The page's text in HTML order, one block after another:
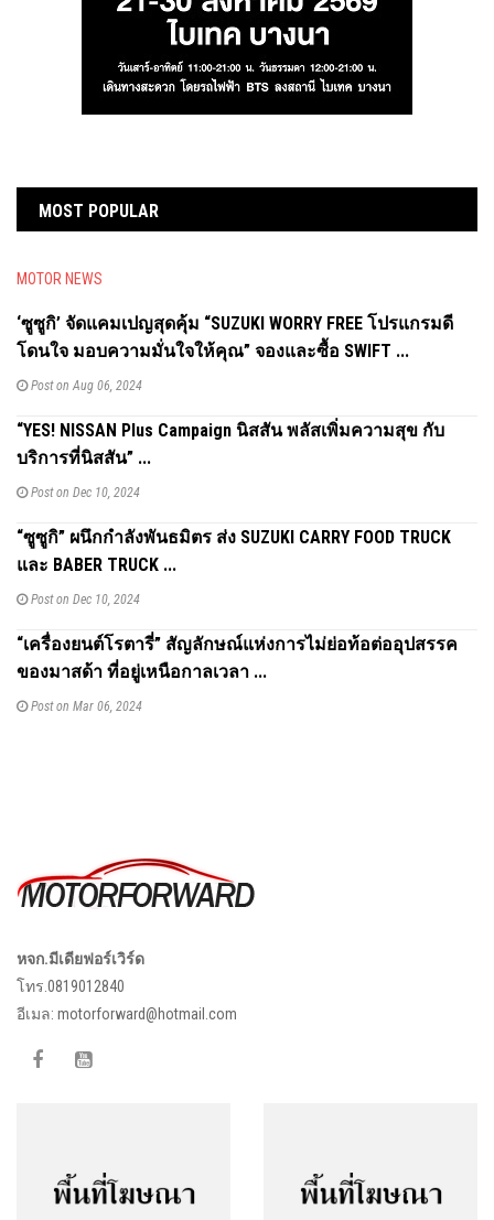
MOST POPULAR
MOTOR NEWS
‘ซูซูกิ’ จัดแคมเปญสุดคุ้ม “SUZUKI WORRY FREE โปรแกรมดี
โดนใจ มอบความมั่นใจให้คุณ” จองและซื้อ SWIFT ...
Post on Aug 06, 2024
“YES! NISSAN Plus Campaign นิสสัน พลัสเพิ่มความสุข กับ
บริการที่นิสสัน” ...
Post on Dec 10, 2024
“ซูซูกิ” ผนึกกำลังพันธมิตร ส่ง SUZUKI CARRY FOOD TRUCK
และ BABER TRUCK ...
Post on Dec 10, 2024
“เครื่องยนต์โรตารี่” สัญลักษณ์แห่งการไม่ย่อท้อต่ออุปสรรค
ของมาสด้า ที่อยู่เหนือกาลเวลา ...
Post on Mar 06, 2024
หจก.มีเดียฟอร์เวิร์ด
โทร.0819012840
อีเมล: motorforward@hotmail.com